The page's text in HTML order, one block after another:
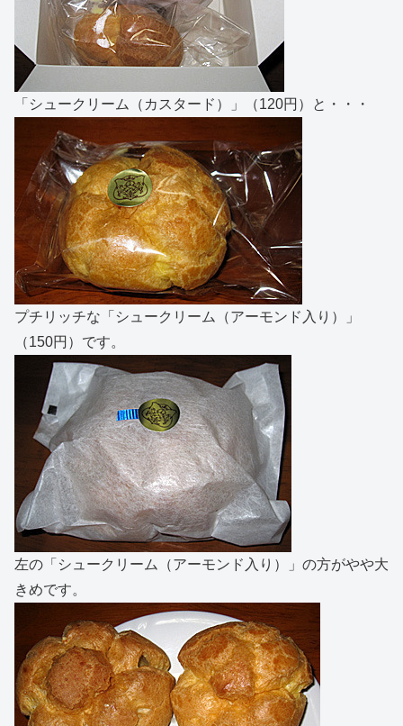
「シュークリーム（カスタード）」（120円）と・・・
プチリッチな「シュークリーム（アーモンド入り）」
（150円）です。
左の「シュークリーム（アーモンド入り）」の方がやや大
きめです。